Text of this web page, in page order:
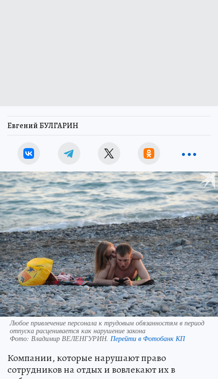
Евгений БУЛГАРИН
Любое привлечение персонала к трудовым обязанностям в период
отпуска расценивается как нарушение закона
Фото: Владимир ВЕЛЕНГУРИН. Перейти в Фотобанк КП
Компании, которые нарушают право
сотрудников на отдых и вовлекают их в